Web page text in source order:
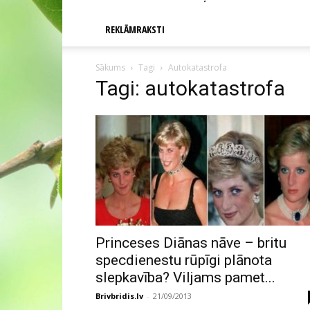
REKLĀMRAKSTI
Sākums Tagi Autokatastrofa
Tagi: autokatastrofa
Princeses Diānas nāve – britu
specdienestu rūpīgi plānota
slepkavība? Viljams pamet...
Brivbridis.lv - 21/09/2013